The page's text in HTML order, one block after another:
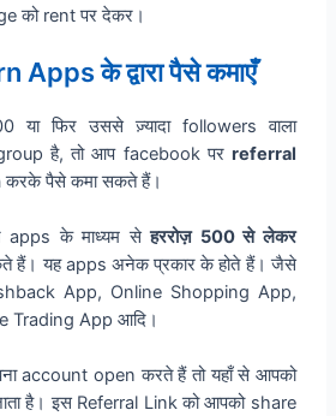
को rent पर देकर।
Apps के द्वारा पैसे कमाएँ
या फिर उससे ज़्यादा followers वाला
है, तो आप facebook पर referral
करके पैसे कमा सकते हैं।
apps के माध्यम सेहररोज़ 500 से लेकर
हैं। यह apps अनेक प्रकार के होते हैं। जैसे
App, Online Shopping App,
Trading App आदि।
account open करते हैं तो यहाँ से आपको
है। इस Referral Link को आपको share